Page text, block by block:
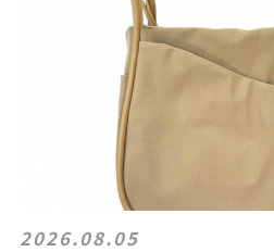
2026.08.05